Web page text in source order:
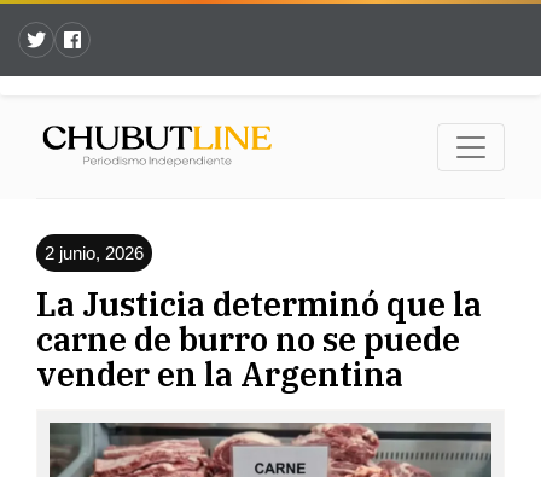
2 junio, 2026
La Justicia determinó que la
carne de burro no se puede
vender en la Argentina